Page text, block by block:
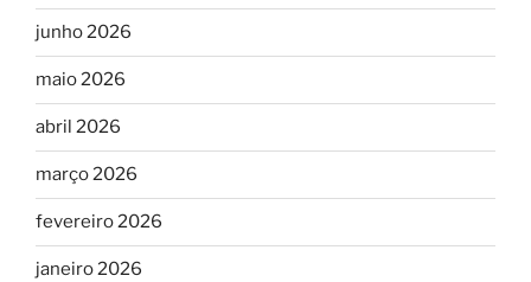
junho 2026
maio 2026
abril 2026
março 2026
fevereiro 2026
janeiro 2026